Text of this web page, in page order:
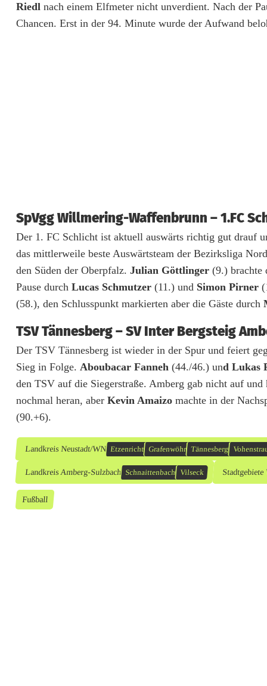
e
l
i
g
a
N
o
r
d
Riedl nach einem Elfmeter nicht unverdient. Nach der
Chancen. Erst in der 94. Minute wurde der Aufwand
SpVgg Willmering-Waffenbrunn – 1.FC
Der 1. FC Schlicht ist aktuell auswärts richtig gut drauf
das mittlerweile beste Auswärtsteam der Bezirksliga
den Süden der Oberpfalz. Julian Göttlinger (9.) brachte
Pause durch Lucas Schmutzer (11.) und Simon Pirner
(58.), den Schlusspunkt markierten aber die Gäste durch
TSV Tännesberg – SV Inter Bergsteig
Der TSV Tännesberg ist wieder in der Spur und feiert
Sieg in Folge. Aboubacar Fanneh (44./46.) und Lukas
den TSV auf die Siegerstraße. Amberg gab nicht auf und
nochmal heran, aber Kevin Amaizo machte in der
(90.+6).
Landkreis Neustadt/WN Etzenricht Grafenwöhr Tännesberg
Landkreis Amberg-Sulzbach Schnaittenbach Vilseck Stadtgebiete
Fußball